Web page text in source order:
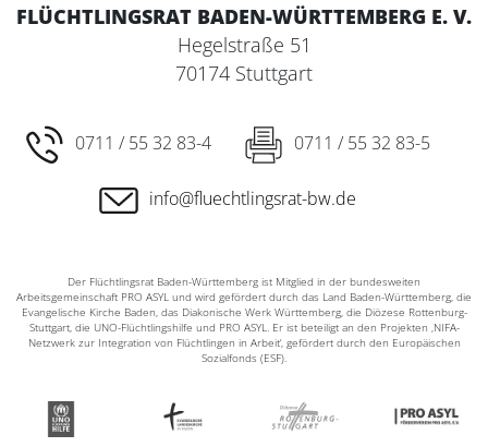
FLÜCHTLINGSRAT BADEN-WÜRTTEMBERG E. V.
Hegelstraße 51
70174 Stuttgart
0711 / 55 32 83-4 0711 / 55 32 83-5
info@fluechtlingsrat-bw.de
Der Flüchtlingsrat Baden-Württemberg ist Mitglied in der bundesweiten
Arbeitsgemeinschaft PRO ASYL und wird gefördert durch das Land Baden-Württemberg, die
Evangelische Kirche Baden, das Diakonische Werk Württemberg, die Diözese Rottenburg-
Stuttgart, die UNO-Flüchtlingshilfe und PRO ASYL. Er ist beteiligt an den Projekten ‚NIFA-
Netzwerk zur Integration von Flüchtlingen in Arbeit‘, gefördert durch den Europäischen
Sozialfonds (ESF).